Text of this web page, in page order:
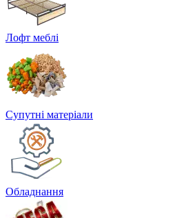
Лофт меблі
Супутні матеріали
Обладнання